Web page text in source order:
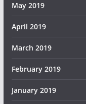
May 2019
April 2019
March 2019
February 2019
January 2019